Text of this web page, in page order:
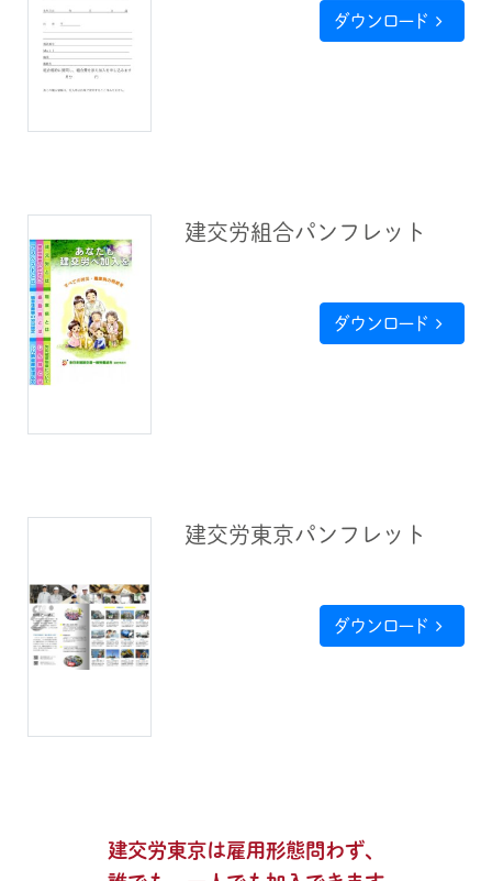
ダウンロード
建交労組合パンフレット
ダウンロード
建交労東京パンフレット
ダウンロード
建交労東京は雇用形態問わず、